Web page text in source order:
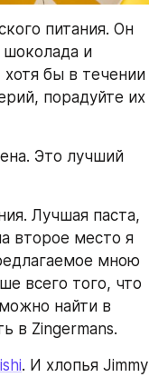
питания. Он
шоколада и
бы в течении
порадуйте их
Это лучший
Лучшая паста,
второе место я
мною
всего того, что
найти в
в Zingermans.
. И хлопья Jimmy